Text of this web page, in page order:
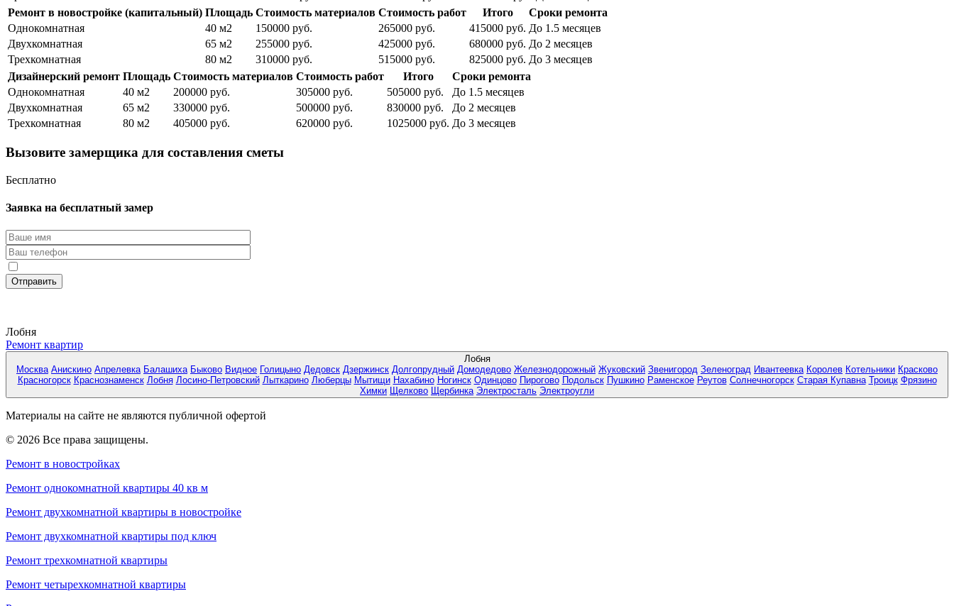
Ремонт в новостройке (капитальный) Площадь Стоимость материалов Стоимость работ Итого
Сроки ремонта
Однокомнатная
40 м2 150000 руб. 265000 руб. 415000 руб. До 1.5 месяцев
Двухкомнатная
65 м2 255000 руб. 425000 руб. 680000 руб. До 2 месяцев
Трехкомнатная
80 м2 310000 руб. 515000 руб. 825000 руб. До 3 месяцев
Дизайнерский ремонт Площадь Стоимость материалов Стоимость работ Итого
Сроки ремонта
Однокомнатная
40 м2 200000 руб. 305000 руб. 505000 руб.
До 1.5 месяцев
Двухкомнатная
65 м2 330000 руб. 500000 руб. 830000 руб.
До 2 месяцев
Трехкомнатная
80 м2 405000 руб. 620000 руб. 1025000 руб. До 3 месяцев
Вызовите замерщика для составления сметы
Бесплатно
Заявка на бесплатный замер
Лобня
Ремонт квартир
Лобня
Москва Анискино Апрелевка Балашиха Быково Видное Голицыно Дедовск Дзержинск Долгопрудный Домодедово Железнодорожный Жуковский Звенигород Зеленоград Ивантеевка Королев Котельники Красково
Красногорск Краснознаменск Лобня Лосино-Петровский Лыткарино Люберцы Мытищи Нахабино Ногинск Одинцово Пирогово Подольск Пушкино Раменское Реутов Солнечногорск Старая Купавна Троицк Фрязино
Химки Щелково Щербинка Электросталь Электроугли
Материалы на сайте не являются публичной офертой
© 2026 Все права защищены.
Ремонт в новостройках
Ремонт однокомнатной квартиры 40 кв м
Ремонт двухкомнатной квартиры в новостройке
Ремонт двухкомнатной квартиры под ключ
Ремонт трехкомнатной квартиры
Ремонт четырехкомнатной квартиры